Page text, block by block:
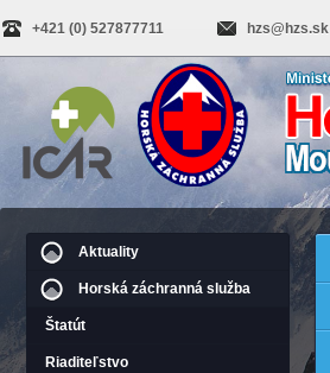
+421 (0) 527877711 hzs@hzs.sk
Aktuality
Horská záchranná služba
Štatút
Riaditeľstvo